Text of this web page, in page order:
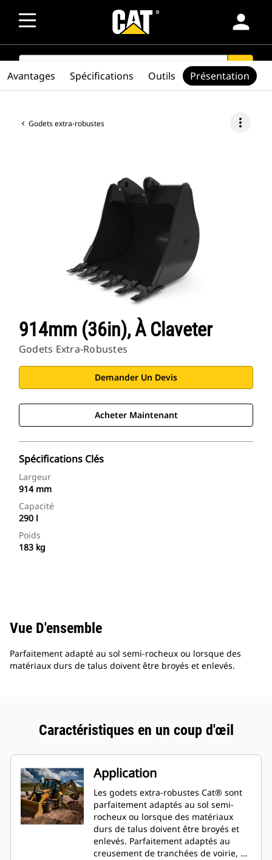
person
SEARCH search
Godets extra-robustes more_vert
914mm (36in), À Claveter
Godets Extra-Robustes
Demander Un Devis
Acheter Maintenant
Spécifications Clés
Largeur
914 mm
Capacité
290 l
Poids
183 kg
Avantages Spécifications Outils Présentation
Vue D'ensemble
Parfaitement adapté au sol semi-rocheux ou lorsque des
matériaux durs de talus doivent être broyés et enlevés.
Caractéristiques en un coup d'œil
Application
Les godets extra-robustes Cat® sont
parfaitement adaptés au sol semi-
rocheux ou lorsque des matériaux
durs de talus doivent être broyés et
enlevés. Parfaitement adaptés au
creusement de tranchées de voirie, de